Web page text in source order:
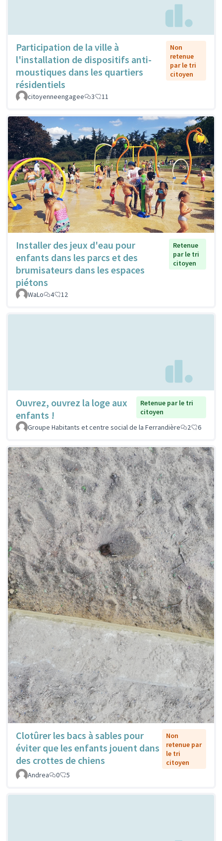
Participation de la ville à
l'installation de dispositifs anti-
moustiques dans les quartiers
résidentiels
Non
retenue
par le tri
citoyen
citoyenneengagee 3 11
Installer des jeux d'eau pour
enfants dans les parcs et des
brumisateurs dans les espaces
piétons
Retenue
par le tri
citoyen
WaLo 4 12
Ouvrez, ouvrez la loge aux
enfants !
Retenue par le tri
citoyen
Groupe Habitants et centre social de la Ferrandière
2 6
Clotûrer les bacs à sables pour
éviter que les enfants jouent dans
des crottes de chiens
Non
retenue par
le tri
citoyen
Andrea
0 5